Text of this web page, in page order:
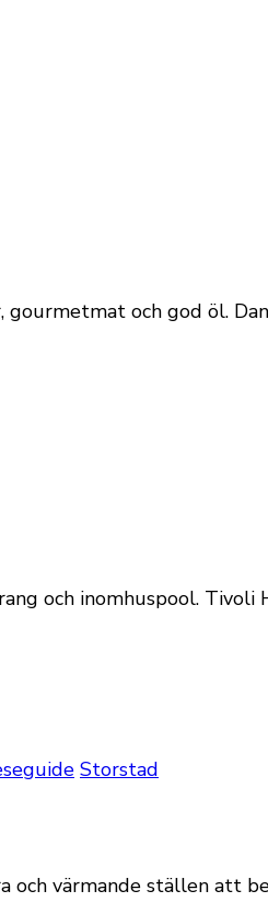
och god öl.
och inomhuspool.
Storstad
och värmande ställen att